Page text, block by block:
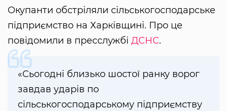
Окупанти обстріляли сільськогосподарське
підприємство на Харківщині. Про це
повідомили в пресслужбі ДСНС.
«Сьогодні близько шостої ранку ворог
завдав ударів по
сільськогосподарському підприємству